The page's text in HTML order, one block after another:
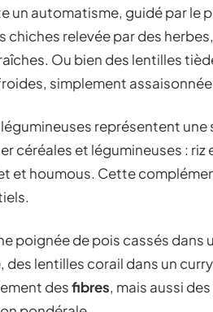
un automatisme, guidé par le
chiches relevée par des
Ou bien des lentilles
simplement
représentent
céréales et légumineuses :
et houmous. Cette
poignée de pois cassés dans
lentilles corail dans un
desfibres, mais aussi des